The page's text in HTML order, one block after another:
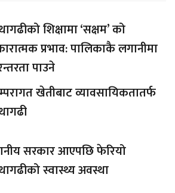
शिक्षामा ‘सक्षम’ को
प्रभाव: पालिकाकै लगानीमा
पाउने
खेतीबाट व्यावसायिकतातर्फ
सरकार आएपछि फेरियो
स्वास्थ्य अवस्था